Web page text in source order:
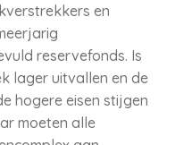
en
reservefonds. Is
lager uitvallen en de
hogere eisen stijgen
moeten alle